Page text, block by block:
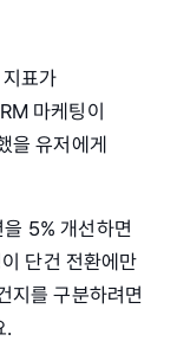
표가
마케팅이
을 유저에게
5% 개선하면
단건 전환에만
지를 구분하려면
.